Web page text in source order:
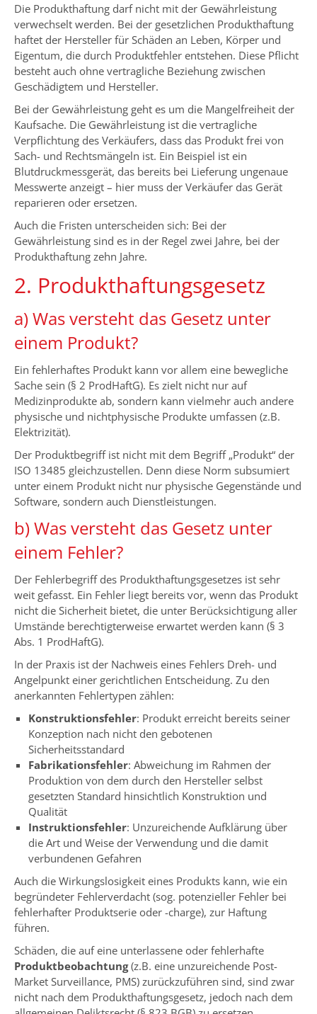
Die Produkthaftung darf nicht mit der Gewährleistung
verwechselt werden. Bei der gesetzlichen Produkthaftung
haftet der Hersteller für Schäden an Leben, Körper und
Eigentum, die durch Produktfehler entstehen. Diese Pflicht
besteht auch ohne vertragliche Beziehung zwischen
Geschädigtem und Hersteller.
Bei der Gewährleistung geht es um die Mangelfreiheit der
Kaufsache. Die Gewährleistung ist die vertragliche
Verpflichtung des Verkäufers, dass das Produkt frei von
Sach- und Rechtsmängeln ist. Ein Beispiel ist ein
Blutdruckmessgerät, das bereits bei Lieferung ungenaue
Messwerte anzeigt – hier muss der Verkäufer das Gerät
reparieren oder ersetzen.
Auch die Fristen unterscheiden sich: Bei der
Gewährleistung sind es in der Regel zwei Jahre, bei der
Produkthaftung zehn Jahre.
2. Produkthaftungsgesetz
a) Was versteht das Gesetz unter
einem Produkt?
Ein fehlerhaftes Produkt kann vor allem eine bewegliche
Sache sein (§ 2 ProdHaftG). Es zielt nicht nur auf
Medizinprodukte ab, sondern kann vielmehr auch andere
physische und nichtphysische Produkte umfassen (z.B.
Elektrizität).
Der Produktbegriff ist nicht mit dem Begriff „Produkt“ der
ISO 13485 gleichzustellen. Denn diese Norm subsumiert
unter einem Produkt nicht nur physische Gegenstände und
Software, sondern auch Dienstleistungen.
b) Was versteht das Gesetz unter
einem Fehler?
Der Fehlerbegriff des Produkthaftungsgesetzes ist sehr
weit gefasst. Ein Fehler liegt bereits vor, wenn das Produkt
nicht die Sicherheit bietet, die unter Berücksichtigung aller
Umstände berechtigterweise erwartet werden kann (§ 3
Abs. 1 ProdHaftG).
In der Praxis ist der Nachweis eines Fehlers Dreh- und
Angelpunkt einer gerichtlichen Entscheidung. Zu den
anerkannten Fehlertypen zählen:
Konstruktionsfehler: Produkt erreicht bereits seiner
Konzeption nach nicht den gebotenen
Sicherheitsstandard
Fabrikationsfehler: Abweichung im Rahmen der
Produktion von dem durch den Hersteller selbst
gesetzten Standard hinsichtlich Konstruktion und
Qualität
Instruktionsfehler: Unzureichende Aufklärung über
die Art und Weise der Verwendung und die damit
verbundenen Gefahren
Auch die Wirkungslosigkeit eines Produkts kann, wie ein
begründeter Fehlerverdacht (sog. potenzieller Fehler bei
fehlerhafter Produktserie oder -charge), zur Haftung
führen.
Schäden, die auf eine unterlassene oder fehlerhafte
Produktbeobachtung(z.B. eine unzureichende Post-
Market Surveillance, PMS) zurückzuführen sind, sind zwar
nicht nach dem Produkthaftungsgesetz, jedoch nach dem